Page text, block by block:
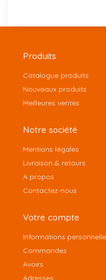
Produits
Catalogue produits
Nouveaux produits
Meilleures ventes
Notre société
Mentions légales
Livraison & retours
A propos
Contactez-nous
Votre compte
Informations
Commandes
Avoirs
Adresses